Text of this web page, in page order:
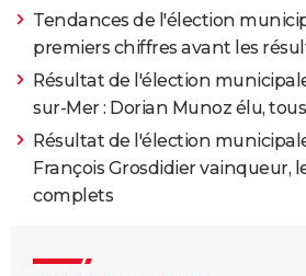
Tendances de l'élection
premiers chiffres avant les
Résultat de l'élection
sur-Mer : Dorian Munoz élu,
Résultat de l'élection
François Grosdidier vainqueur,
complets